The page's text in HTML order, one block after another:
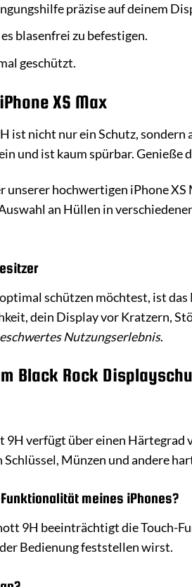
präzise auf deinem
blasenfrei zu befestigen.
geschützt.
XS Max
ist nicht nur ein Schutz, sondern
und ist kaum spürbar. Genieße
hochwertigen iPhone XS
an Hüllen in
schützen möchtest, ist
dein Display vor Kratzern,
Nutzungserlebnis.
Black Rock
9H verfügt über einen
Münzen und andere
meines iPhones?
9H beeinträchtigt die Touch-
Bedienung feststellen wirst.